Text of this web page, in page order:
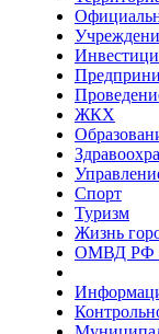
ЖКХ
Спорт
Туризм
Жизнь
ОМВД РФ